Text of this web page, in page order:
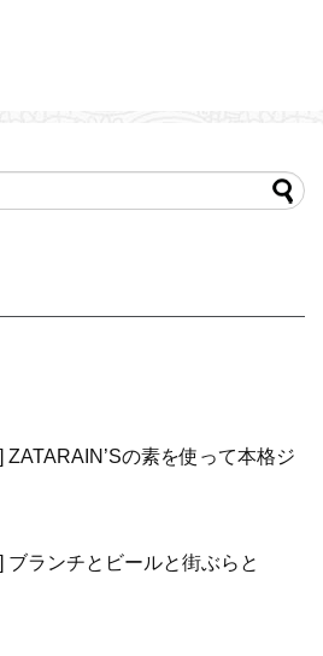
ZATARAIN’Sの素を使って本格ジ
ブランチとビールと街ぶらと